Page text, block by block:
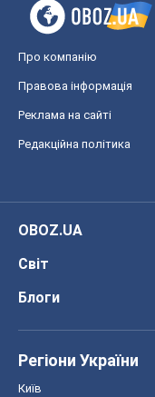
Про компанію
Правова інформація
Реклама на сайті
Редакційна політика
OBOZ.UA
Світ
Блоги
Регіони України
Київ